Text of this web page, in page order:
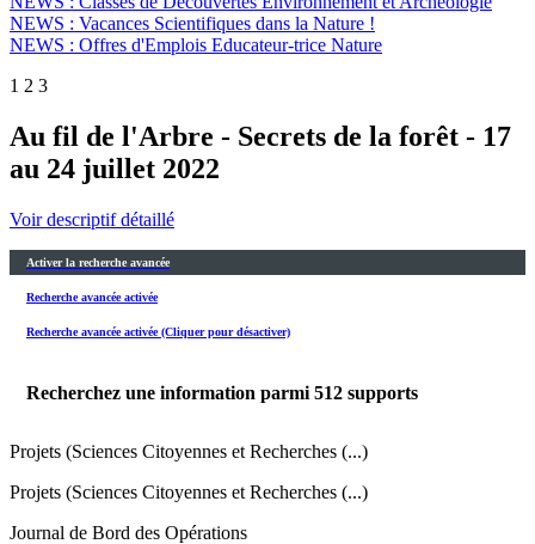
NEWS : Vacances Scientifiques dans la Nature !
NEWS : Offres d'Emplois Educateur-trice Nature
1 2 3
Au fil de l'Arbre - Secrets de la forêt - 17
au 24 juillet 2022
Voir descriptif détaillé
Activer la recherche avancée
Recherche avancée activée
Recherche avancée activée (Cliquer pour désactiver)
Recherchez une information parmi 512 supports
Projets (Sciences Citoyennes et Recherches (...)
Projets (Sciences Citoyennes et Recherches (...)
Journal de Bord des Opérations